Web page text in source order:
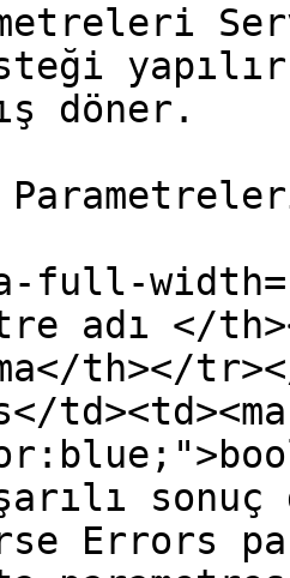
yapılır.
döner.
full-
adı </
th></
Errors